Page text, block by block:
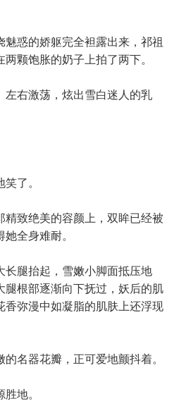
魅惑的娇躯完全袒露出来，祁祖
颗饱胀的奶子上拍了两下。
左右激荡，炫出雪白迷人的乳
了。
精致绝美的容颜上，双眸已经被
全身难耐。
长腿抬起，雪嫩小脚面抵压地
腿根部逐渐向下抚过，妖后的肌
香弥漫中如凝脂的肌肤上还浮现
名器花瓣，正可爱地颤抖着。
地。